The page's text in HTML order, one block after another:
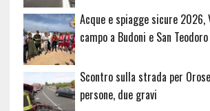
Acque e spiagge sicure
campo a Budoni e San Teodoro
Scontro sulla strada per
persone, due gravi